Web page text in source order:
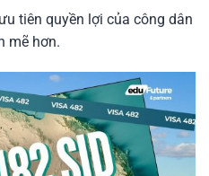
tiên quyền lợi của công dân
mẽ hơn.